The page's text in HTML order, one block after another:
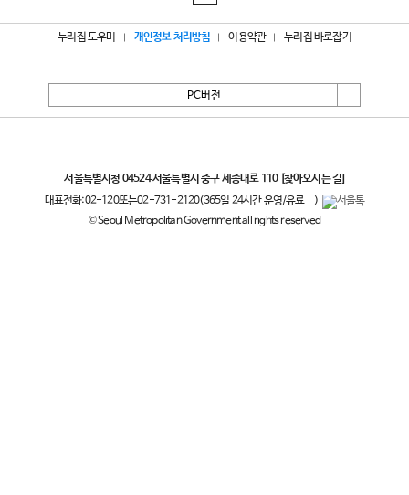
누리집 도우미 개인정보 처리방침 이용약관 누리집 바로잡기
PC버전
서울특별시청 04524 서울특별시 중구 세종대로 110 [찾아오시는 길]
대표전화:02-120또는02-731-2120(365일 24시간 운영/유료
)
© Seoul Metropolitan Government all rights reserved